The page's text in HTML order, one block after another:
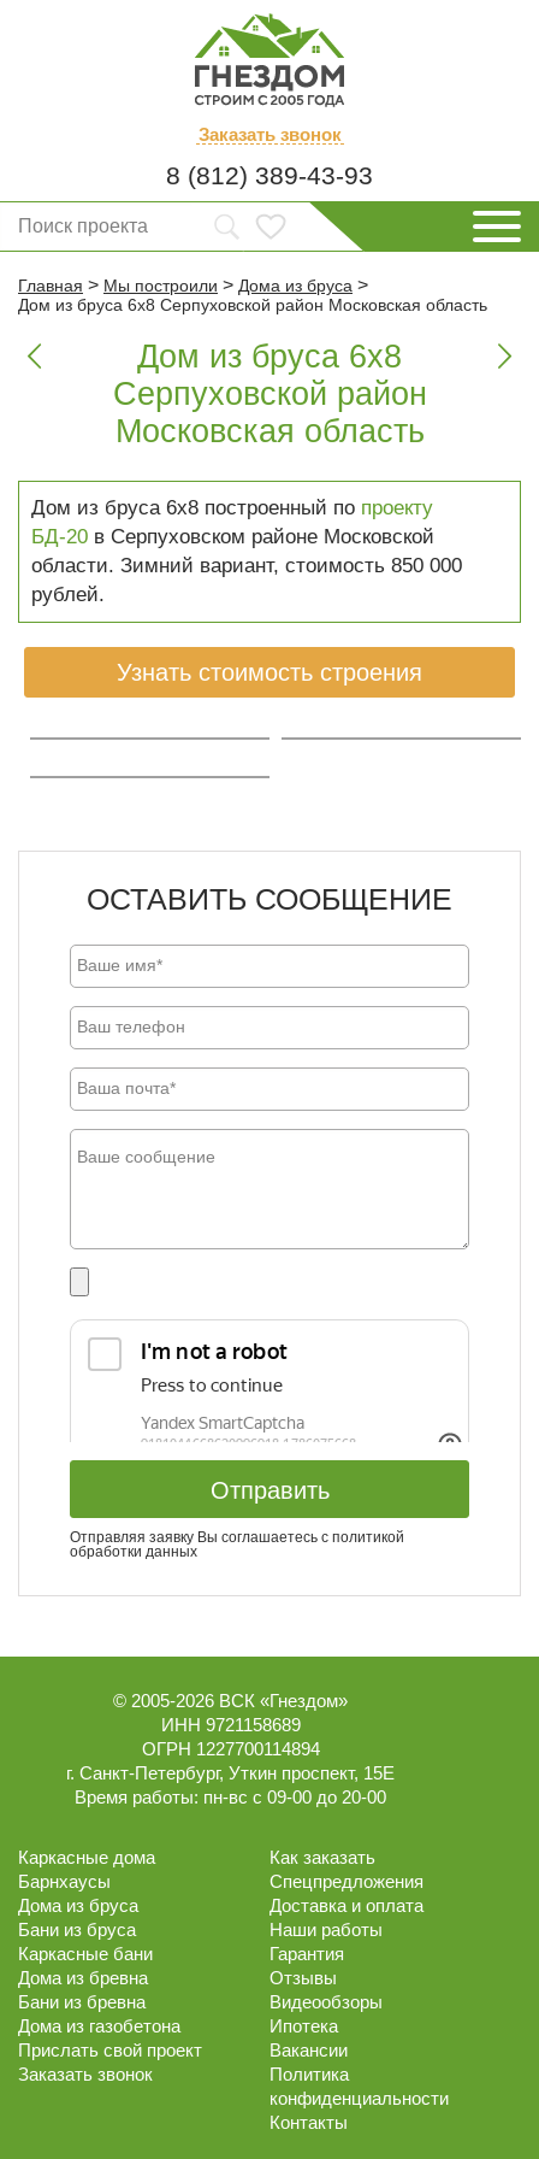
Заказать звонок
8 (812) 389-43-93
Главная > Мы построили > Дома из бруса >
Дом из бруса 6х8 Серпуховской район Московская область

Дом из бруса 6х8
Серпуховской район
Московская область

Дом из бруса 6х8 построенный по проекту
БД-20 в Серпуховском районе Московской
области. Зимний вариант, стоимость 850 000
рублей.
Узнать стоимость строения
ОСТАВИТЬ СООБЩЕНИЕ
Отправить
Отправляя заявку Вы соглашаетесь с политикой
обработки данных
© 2005-2026 ВСК «Гнездом»
ИНН 9721158689
ОГРН 1227700114894
г. Санкт-Петербург, Уткин проспект, 15Е
Время работы: пн-вс с 09-00 до 20-00
Каркасные дома
Барнхаусы
Дома из бруса
Бани из бруса
Каркасные бани
Дома из бревна
Бани из бревна
Дома из газобетона
Прислать свой проект
Заказать звонок
Как заказать
Спецпредложения
Доставка и оплата
Наши работы
Гарантия
Отзывы
Видеообзоры
Ипотека
Вакансии
Политика
конфиденциальности
Контакты